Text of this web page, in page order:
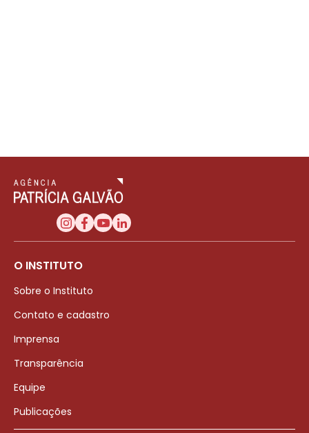
O INSTITUTO
Sobre o Instituto
Contato e cadastro
Imprensa
Transparência
Equipe
Publicações